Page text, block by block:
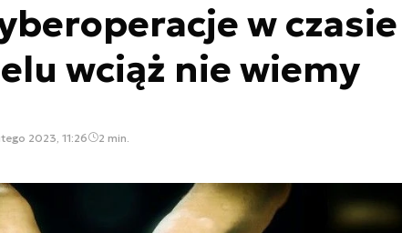
w czasie
wciąż nie wiemy
2023, 11:26 2 min.